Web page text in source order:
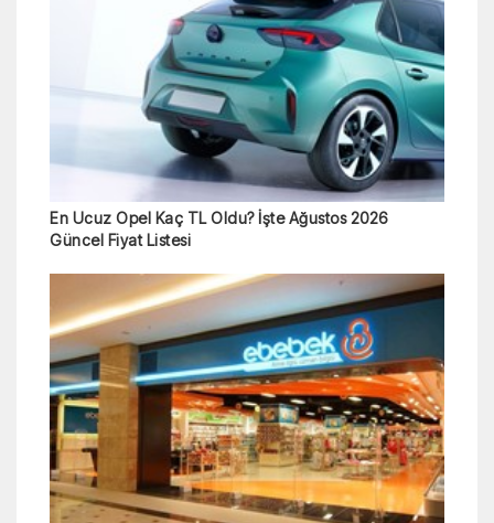
En Ucuz Opel Kaç TL Oldu? İşte Ağustos 2026
Güncel Fiyat Listesi